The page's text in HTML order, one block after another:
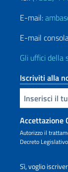
E-mail:
E-mail
Gli uffici della
Iscriviti alla
Inserisci la tua email
Accettazione
Autorizzo il
Decreto
Sì, voglio